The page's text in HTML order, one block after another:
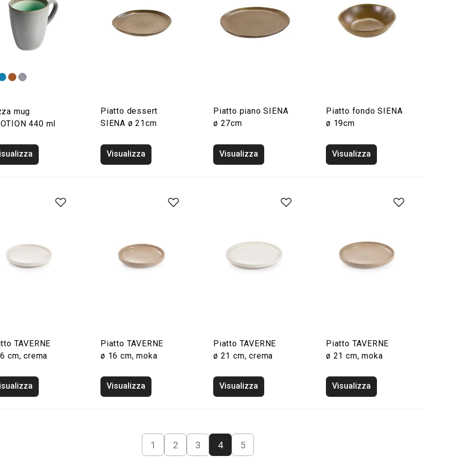
mug
440 ml
Piatto dessert
SIENA ø 21cm
Visualizza
Piatto piano SIENA
ø 27cm
Visualizza
Piatto fondo SIENA
ø 19cm
Visualizza
TAVERNE
cm, crema
Piatto TAVERNE
ø 16 cm, moka
Visualizza
Piatto TAVERNE
ø 21 cm, crema
Visualizza
Piatto TAVERNE
ø 21 cm, moka
Visualizza
1 2 3 4 5